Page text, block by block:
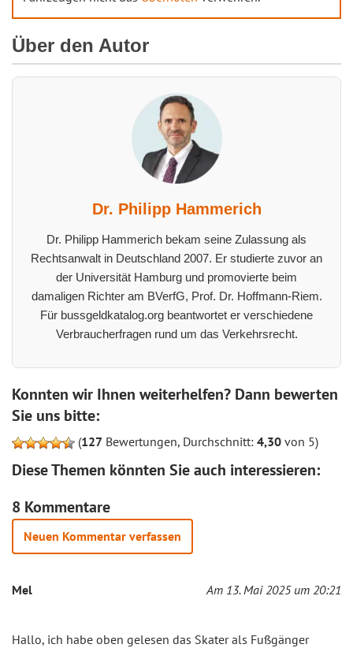
Über den Autor
Dr. Philipp Hammerich
Dr. Philipp Hammerich bekam seine Zulassung als
Rechtsanwalt in Deutschland 2007. Er studierte zuvor an
der Universität Hamburg und promovierte beim
damaligen Richter am BVerfG, Prof. Dr. Hoffmann-Riem.
Für bussgeldkatalog.org beantwortet er verschiedene
Verbraucherfragen rund um das Verkehrsrecht.
Konnten wir Ihnen weiterhelfen? Dann bewerten
Sie uns bitte:
(127 Bewertungen, Durchschnitt: 4,30 von 5)
Diese Themen könnten Sie auch interessieren:
8 Kommentare
Neuen Kommentar verfassen
Mel Am 13. Mai 2025 um 20:21
Hallo, ich habe oben gelesen das Skater als Fußgänger